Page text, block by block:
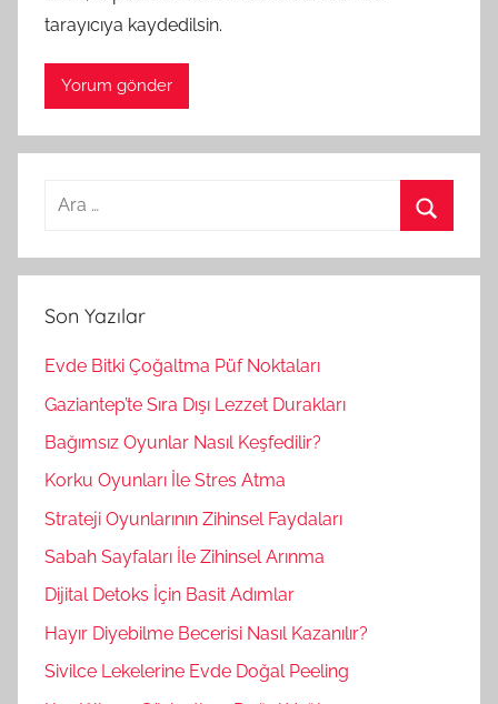
tarayıcıya kaydedilsin.
a
a
r
Son Yazılar
Evde Bitki Çoğaltma Püf Noktaları
Gaziantep’te Sıra Dışı Lezzet Durakları
Bağımsız Oyunlar Nasıl Keşfedilir?
Korku Oyunları İle Stres Atma
Strateji Oyunlarının Zihinsel Faydaları
Sabah Sayfaları İle Zihinsel Arınma
Dijital Detoks İçin Basit Adımlar
Hayır Diyebilme Becerisi Nasıl Kazanılır?
Sivilce Lekelerine Evde Doğal Peeling